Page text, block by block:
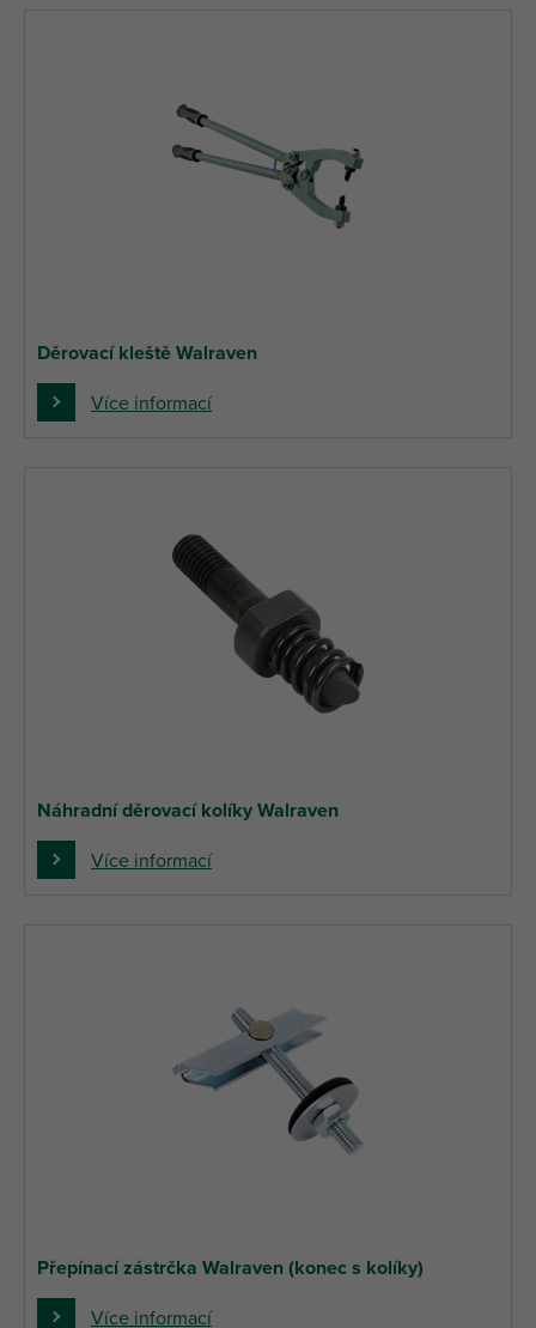
Děrovací kleště Walraven
Více informací
Náhradní děrovací kolíky Walraven
Více informací
Přepínací zástrčka Walraven (konec s kolíky)
Více informací